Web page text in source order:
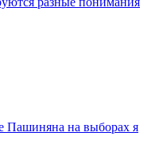
Пашиняна на выборах я